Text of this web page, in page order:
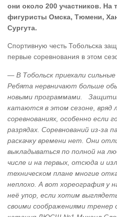
они около 200 участников. На
фигуристы Омска, Тюмени,
Сургута.
Спортивную честь Тобольска
первые соревнования в этом
— В Тобольск приехали
Ребята нервничают больше
новыми программами.
катаются в этом сезоне, вряд
соревнованиях, особенно если
разрядах. Соревнований из-за
раскачку времени нет. Они
выкладываться по полной на
числе и на первых, отсюда и
техническом плане многие
неплохо. А вот хореография у
неё упор, если хотим
своими соображениями тренер